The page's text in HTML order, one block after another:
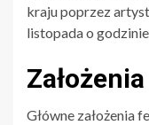
kraju poprzez
listopada o
Główne założenia